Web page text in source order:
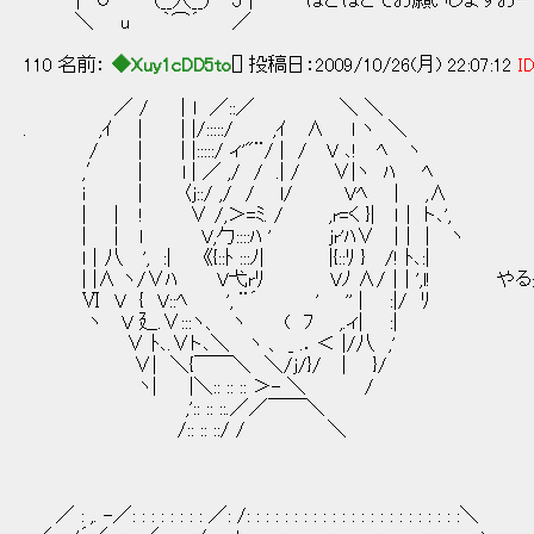
＼ u ｀⌒´ ／
110 名前： ◆Xuy1cDD5to [] 投稿日：2009/10/26(月) 22:07:12
／ / ｜l ／::／ ＼ ＼
. ,ｲ | | |/:::::/ ,ｲ ∧ l ヽ ＼
/ | | |:::::/ ィ'"¨/ | / V ､! ﾍ ヽ
,′ ｜ l | ／ ,/ / .| / ∨|ヽ ﾊ ﾍ
i ｜ 〈j::/ ,/ / l/ Vﾍ ｜ ,∧
｜ ｜ ! ∨ /,＞=ﾐ. / ,r=く }| ｌ｜ ト､',
｜ ｜ ｌ V,勹::::ﾊ ' jr'ﾊ∨ |｜｜ ヽ
l｜八 ', :| 《{::ﾄ :::ﾉ| |{::ﾘ } /! ﾄ､:|
| |∧ ヽ/∨ﾊ V弋rﾘ Vﾉ ∧/｜| ',l! やる夫先輩！
Ⅵ V { V::ﾍ ', ¨´ ' '' | :|/ ﾘ
ヽ V 廴.∨:::ヽ、 ヽ ( ﾌ ,.ィ| :|
∨ ﾄ､.∨ト､＼ ヽ 、 _ .．＜ |/八 ,'
∨| ＼{￣￣＼ ＼/j/}/ ｜ }/
ヽ| |＼:: :: :: ＞- ＼ /
,':: :: ::.／／￣￣＼
/:: :: ::/ / ＼
／ : ,. -／: : : : : : : : ／: /: : : : : : : : : : : : : : : : : : : : : : :＼